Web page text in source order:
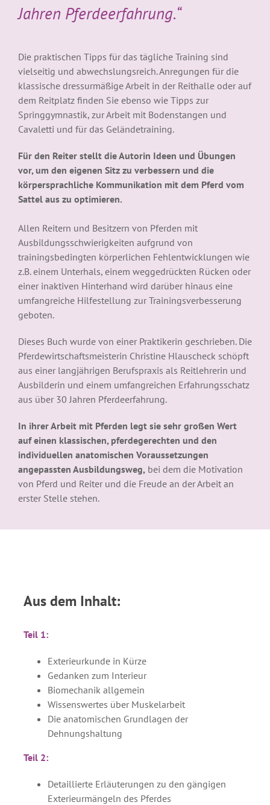
Jahren Pferdeerfahrung.“
Die praktischen Tipps für das tägliche Training sind
vielseitig und abwechslungsreich. Anregungen für die
klassische dressurmäßige Arbeit in der Reithalle oder auf
dem Reitplatz finden Sie ebenso wie Tipps zur
Springgymnastik, zur Arbeit mit Bodenstangen und
Cavaletti und für das Geländetraining.
Für den Reiter stellt die Autorin Ideen und Übungen
vor, um den eigenen Sitz zu verbessern und die
körpersprachliche Kommunikation mit dem Pferd vom
Sattel aus zu optimieren.
Allen Reitern und Besitzern von Pferden mit
Ausbildungsschwierigkeiten aufgrund von
trainingsbedingten körperlichen Fehlentwicklungen wie
z.B. einem Unterhals, einem weggedrückten Rücken oder
einer inaktiven Hinterhand wird darüber hinaus eine
umfangreiche Hilfestellung zur Trainingsverbesserung
geboten.
Dieses Buch wurde von einer Praktikerin geschrieben. Die
Pferdewirtschaftsmeisterin Christine Hlauscheck schöpft
aus einer langjährigen Berufspraxis als Reitlehrerin und
Ausbilderin und einem umfangreichen Erfahrungsschatz
aus über 30 Jahren Pferdeerfahrung.
In ihrer Arbeit mit Pferden legt sie sehr großen Wert
auf einen klassischen, pferdegerechten und den
individuellen anatomischen Voraussetzungen
angepassten Ausbildungsweg, bei dem die Motivation
von Pferd und Reiter und die Freude an der Arbeit an
erster Stelle stehen.
Aus dem Inhalt:
Teil 1:
Exterieurkunde in Kürze
Gedanken zum Interieur
Biomechanik allgemein
Wissenswertes über Muskelarbeit
Die anatomischen Grundlagen der
Dehnungshaltung
Teil 2:
Detaillierte Erläuterungen zu den gängigen
Exterieurmängeln des Pferdes